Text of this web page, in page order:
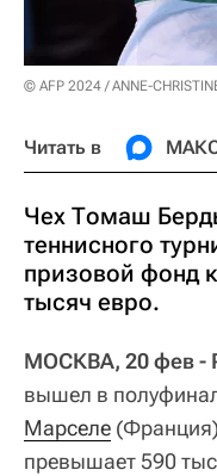
© AFP 2024 / ANNE-
Читать в
Чех Томаш
теннисного
призовой фонд
тысяч евро.
МОСКВА, 20 фев -
вышел в
Марселе
превышает 590